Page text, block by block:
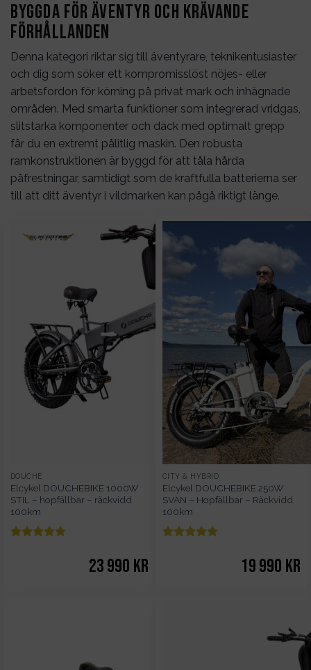
Byggda för äventyr och krävande
förhållanden
Denna kategori riktar sig till äventyrare, teknikentusiaster
och dig som söker ett kompromisslöst nöjes- eller
arbetsfordon för körning på privat mark och inhägnade
områden. Med smarta funktioner som integrerad vridgas,
slitstarka komponenter och däck med optimalt grepp
får du en extremt pålitlig maskin. Den robusta
ramkonstruktionen är byggd för att tåla hårda
påfrestningar, samtidigt som de kraftfulla batterierna ser
till att ditt äventyr i vildmarken kan pågå riktigt länge.
DOUCHE
Elcykel DOUCHEBIKE 1000W
STIL – hopfällbar – räckvidd
100km
23 990 kr
CITY & HYBRID
Elcykel DOUCHEBIKE 250W
SVAN – Hopfällbar – Räckvidd
100km
19 990 kr